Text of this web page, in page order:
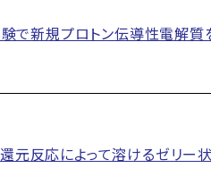
験で新規プロトン伝導性電
元反応によって溶けるゼリー